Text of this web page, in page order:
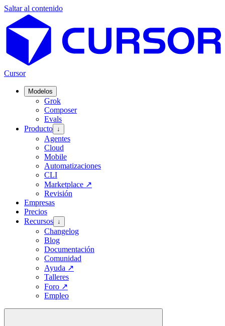
Saltar al contenido
Cursor
Modelos
Grok
Composer
Evals
Producto ↓
Agentes
Cloud
Mobile
Automatizaciones
CLI
Marketplace ↗
Revisión
Empresas
Precios
Recursos ↓
Changelog
Blog
Documentación
Comunidad
Ayuda ↗
Talleres
Foro ↗
Empleo